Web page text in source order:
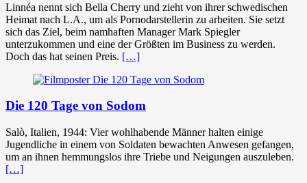
Linnéa nennt sich Bella Cherry und zieht von ihrer schwedischen
Heimat nach L.A., um als Pornodarstellerin zu arbeiten. Sie setzt
sich das Ziel, beim namhaften Manager Mark Spiegler
unterzukommen und eine der Größten im Business zu werden.
Doch das hat seinen Preis. […]
Die 120 Tage von Sodom
Salò, Italien, 1944: Vier wohlhabende Männer halten einige
Jugendliche in einem von Soldaten bewachten Anwesen gefangen,
um an ihnen hemmungslos ihre Triebe und Neigungen auszuleben.
[…]